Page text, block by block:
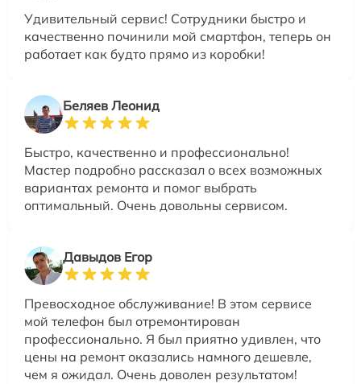
Удивительный сервис! Сотрудники быстро и
качественно починили мой смартфон, теперь он
работает как будто прямо из коробки!
Беляев Леонид
Быстро, качественно и профессионально!
Мастер подробно рассказал о всех возможных
вариантах ремонта и помог выбрать
оптимальный. Очень довольны сервисом.
Давыдов Егор
Превосходное обслуживание! В этом сервисе
мой телефон был отремонтирован
профессионально. Я был приятно удивлен, что
цены на ремонт оказались намного дешевле,
чем я ожидал. Очень доволен результатом!